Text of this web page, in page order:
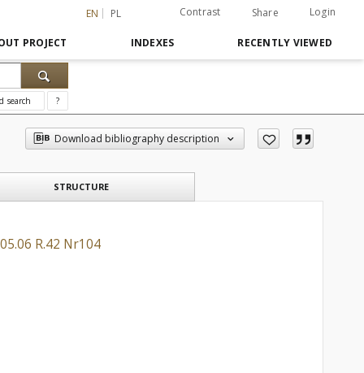
EN PL Contrast Share Login
PROJECT INDEXES RECENTLY VIEWED
search ?
Download bibliography description
STRUCTURE
R.42 Nr104